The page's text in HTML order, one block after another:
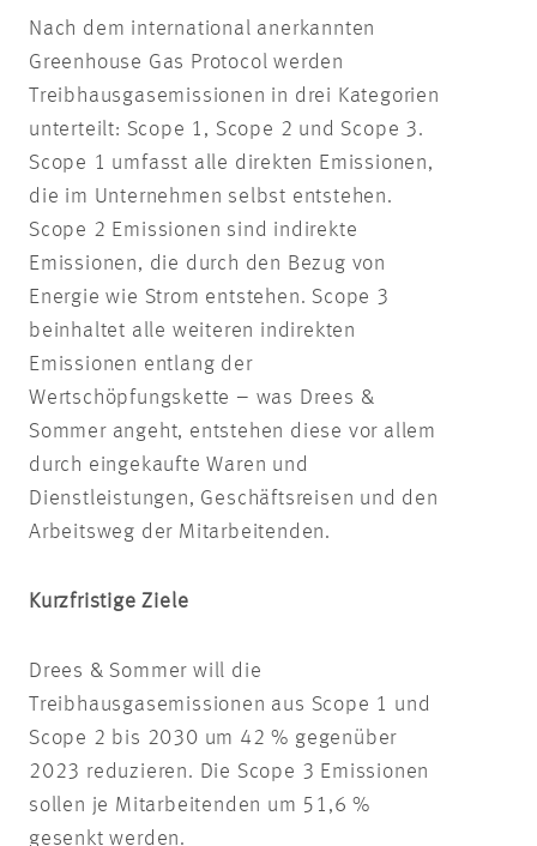
Nach dem international anerkannten
Greenhouse Gas Protocol werden
Treibhausgasemissionen in drei Kategorien
unterteilt: Scope 1, Scope 2 undScope 3.
Scope 1 umfasst alle direkten Emissionen,
die im Unternehmen selbst entstehen.
Scope 2 Emissionen sind indirekte
Emissionen, die durch den Bezug von
Energie wie Strom entstehen.Scope 3
beinhaltet alle weiteren indirekten
Emissionen entlang der
Wertschöpfungskette – was Drees &
Sommer angeht, entstehen diese vor allem
durch eingekaufte Waren und
Dienstleistungen, Geschäftsreisen und den
Arbeitsweg der Mitarbeitenden.
Kurzfristige Ziele
Drees & Sommer will die
Treibhausgasemissionen aus Scope 1 und
Scope 2 bis 2030 um 42 % gegenüber
2023 reduzieren. Die Scope 3 Emissionen
sollen je Mitarbeitenden um 51,6 %
gesenkt werden.